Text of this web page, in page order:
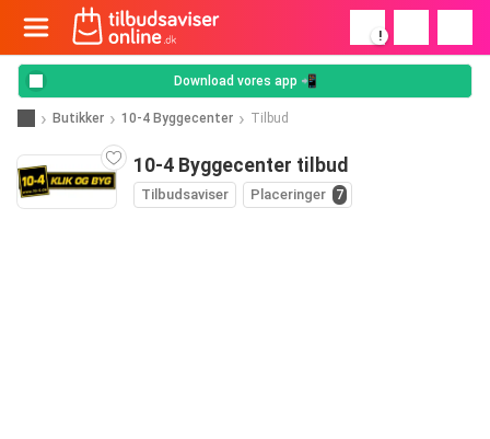
!
Download vores app 📲
Butikker 10-4 Byggecenter Tilbud
10-4 Byggecenter tilbud
Tilbudsaviser Placeringer 7